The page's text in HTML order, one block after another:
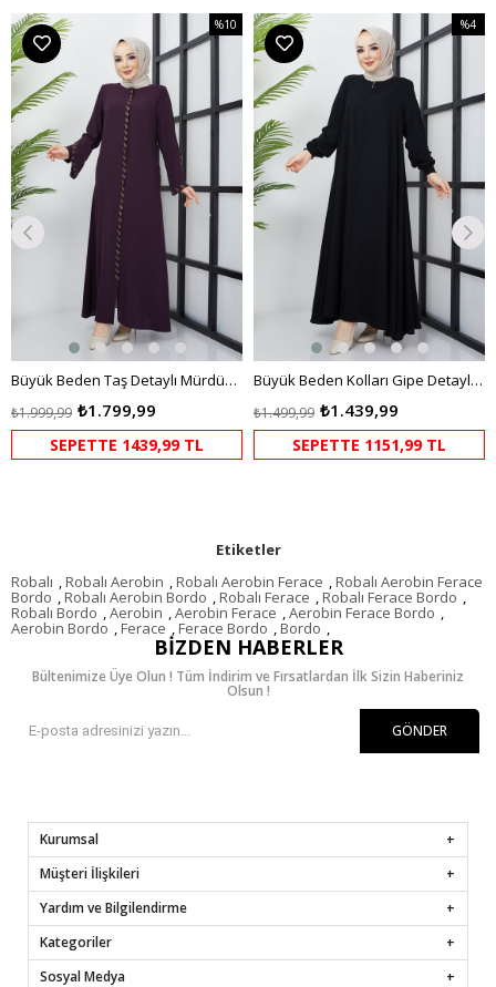
Büyük Beden Taş Detaylı Mürdüm Ferace
₺1.799,99
₺1.999,99
%10
%10İndirim
SEPETTE 1439,99 TL
Büyük Beden Kolları Gipe Detaylı Siyah Ferace
₺1.439,99
₺1.499,99
%4
SEPETTE 1151,99 TL
Etiketler
Robalı
Robalı Aerobin Robalı Aerobin Ferace Robalı Aerobin Ferace
Bordo Robalı Aerobin Bordo Robalı Ferace Robalı Ferace Bordo
Robalı Bordo Aerobin Aerobin Ferace Aerobin Ferace Bordo
Aerobin Bordo Ferace Ferace Bordo Bordo
BIZDEN HABERLER
Bültenimize Üye Olun ! Tüm İndirim ve Fırsatlardan İlk Sizin Haberiniz
Olsun !
GÖNDER
Kurumsal
Müşteri İlişkileri
Yardım ve Bilgilendirme
Kategoriler
Sosyal Medya